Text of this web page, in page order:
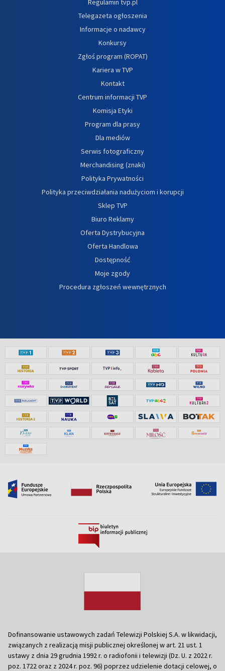
Regulamin tvp.pl
Telegazeta ogłoszenia
Informacje o nadawcy
Konkursy
Zgłoś program (ROPAT)
Kariera w TVP
Kontakt
Centrum informacji TVP
Komisja Etyki
Program dla prasy
Dla mediów
Serwis fotograficzny
Merchandising (znaki)
Polityka Prywatności
Polityka przeciwdziałania nadużyciom i korupcji
Sklep TVP
Biuro Reklamy
Oferta Dystrybucyjna
Oferta Handlowa
Dostępność
Moje zgody
Procedura zgłoszeń wewnętrznych
Dofinansowanie ustawowych zadań Telewizji Polskiej S.A. w likwidacji,
związanych z realizacją misji publicznej określonej w art. 21 ust. 1
ustawy z dnia 29 grudnia 1992 r. o radiofonii i telewizji (Dz. U. z 2022 r.
poz. 1722 oraz z 2024 r. poz. 96) poprzez udzielenie dotacji celowej, o